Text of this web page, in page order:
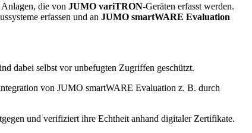
die von JUMO variTRON-Geräten erfasst werden.
erfassen und an JUMO smartWARE Evaluation
dabei selbst vor unbefugten Zugriffen geschützt.
von JUMO smartWARE Evaluation z. B. durch
und verifiziert ihre Echtheit anhand digitaler Zertifikate.